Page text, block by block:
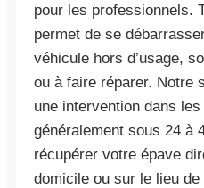
pour les professionnels.
permet de se
véhicule hors d’usage,
ou à faire réparer. Notre
une intervention dans
généralement sous 24 à
récupérer votre épave
domicile ou sur le lieu